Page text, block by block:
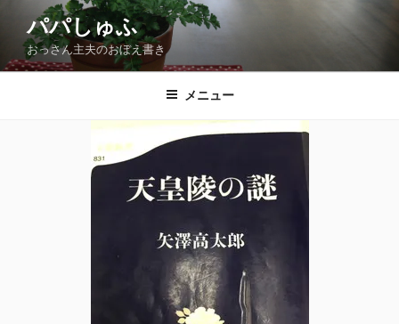
ン
パパしゅふ
おっさん主夫のおぼえ書き
メニュー